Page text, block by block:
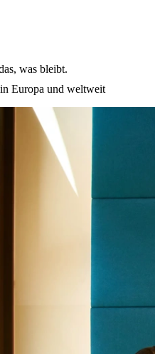
was bleibt.
Europa und weltweit